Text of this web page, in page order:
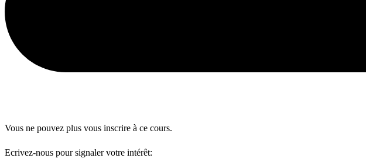
Vous ne pouvez plus vous inscrire à ce cours.
Ecrivez-nous pour signaler votre intérêt: